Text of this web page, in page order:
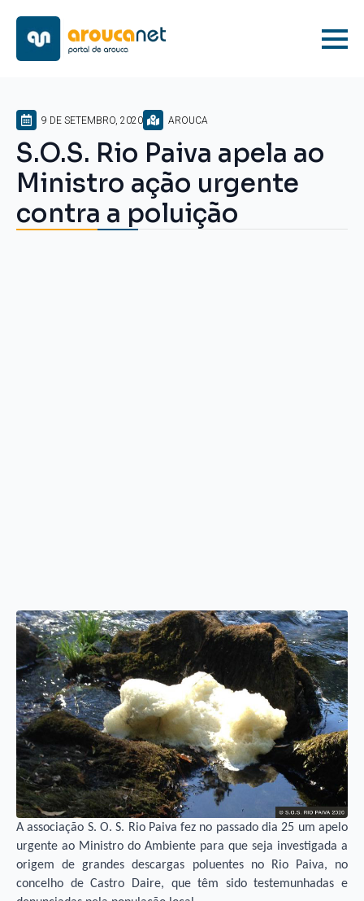
9 DE SETEMBRO, 2020 AROUCA
S.O.S. Rio Paiva apela ao
Ministro ação urgente
contra a poluição
A associação S. O. S. Rio Paiva fez no passado dia 25 um apelo
urgente ao Ministro do Ambiente para que seja investigada a
origem de grandes descargas poluentes no Rio Paiva, no
concelho de Castro Daire, que têm sido testemunhadas e